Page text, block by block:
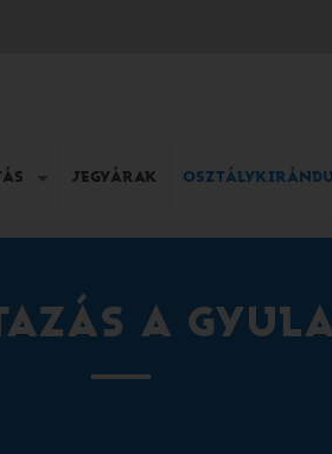
JEGYÁRAK
A